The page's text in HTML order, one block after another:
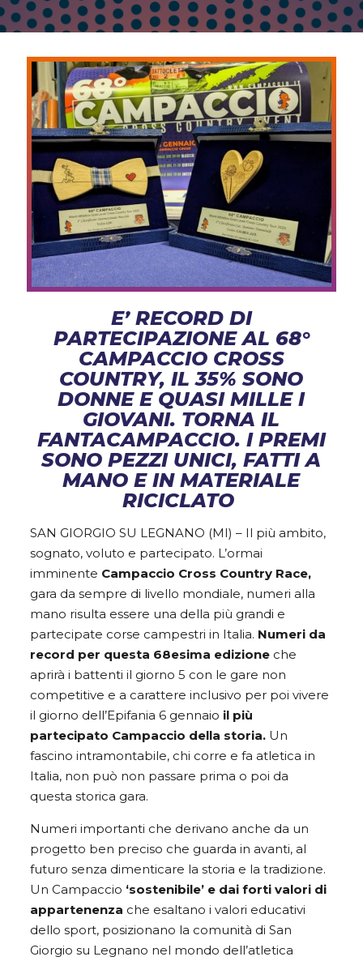
E’ RECORD DI
PARTECIPAZIONE AL 68°
CAMPACCIO CROSS
COUNTRY, IL 35% SONO
DONNE E QUASI MILLE I
GIOVANI. TORNA IL
FANTACAMPACCIO. I PREMI
SONO PEZZI UNICI, FATTI A
MANO E IN MATERIALE
RICICLATO
SAN GIORGIO SU LEGNANO (MI) – Il più ambito,
sognato, voluto e partecipato. L’ormai
imminente Campaccio Cross Country Race,
gara da sempre di livello mondiale, numeri alla
mano risulta essere una della più grandi e
partecipate corse campestri in Italia. Numeri da
record per questa 68esima edizioneche
aprirà i battenti il giorno 5 con le gare non
competitive e a carattere inclusivo per poi vivere
il giorno dell’Epifania 6 gennaio il più
partecipato Campaccio della storia. Un
fascino intramontabile, chi corre e fa atletica in
Italia, non può non passare prima o poi da
questa storica gara.
Numeri importanti che derivano anche da un
progetto ben preciso che guarda in avanti, al
futuro senza dimenticare la storia e la tradizione.
Un Campaccio ‘sostenibile’ e dai forti valori di
appartenenza che esaltano i valori educativi
dello sport, posizionano la comunità di San
Giorgio su Legnano nel mondo dell’atletica